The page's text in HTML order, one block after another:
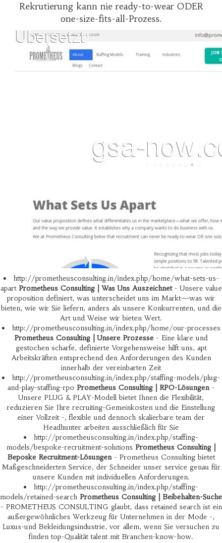
Rekrutierung kann nie ready-to-wear ODER
one-size-fits-all-Prozess.
http://prometheusconsulting.in/index.php/home/what-sets-us-
apart Prometheus Consulting | Was Uns Auszeichnet- Unsere value
proposition definiert, was unterscheidet uns im Markt—was wir
bieten, wie wir Sie liefern, anders als unsere Konkurrenten, und die
Art und Weise wir bieten Wert.
http://prometheusconsulting.in/index.php/home/our-processes
Prometheus Consulting | Unsere Prozesse - Eine klare und
gestochen scharfe, definierte Vorgehensweise hilft uns, apt
Arbeitskräften entsprechend den Anforderungen des Kunden
innerhalb der vereinbarten Zeit
http://prometheusconsulting.in/index.php/staffing-models/plug-
and-play-staffing-rpo Prometheus Consulting | RPO-Lösungen-
Unsere PLUG & PLAY-Modell bietet Ihnen die Flexibilität,
reduzieren Sie Ihre recruiting-Gemeinkosten und die Einstellung
einer Vollzeit -, flexible und dennoch skalierbare team der
Headhunter arbeiten ausschließlich für Sie
http://prometheusconsulting.in/index.php/staffing-
models/bespoke-recruitment-solutions Prometheus Consulting |
Beposke Recruitment-Lösungen- Prometheus Consulting bietet
Maßgeschneiderten Service, der Schneider unser service genau für
unsere Kunden mit individuellen Anforderungen.
http://prometheusconsulting.in/index.php/staffing-
models/retained-search Prometheus Consulting | Beibehalten-Suche
- PROMETHEUS CONSULTING glaubt, dass retained search ist ein
außergewöhnliches Werkzeug für Unternehmen in der Mode -,
Luxus-und Bekleidungsindustrie, vor allem, wenn Sie versuchen zu
finden top-Qualität talent mit Branchen-know-how.